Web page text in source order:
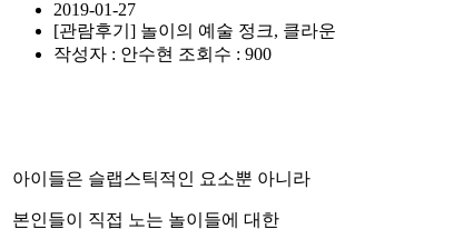
2019-01-27
[관람후기] 놀이의 예술 정크, 클라운
작성자 : 안수현 조회수 : 900
아이들은 슬랩스틱적인 요소뿐 아니라
본인들이 직접 노는 놀이들에 대한